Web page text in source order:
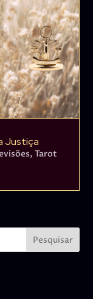
Justiça
,Tarot
Pesquisar